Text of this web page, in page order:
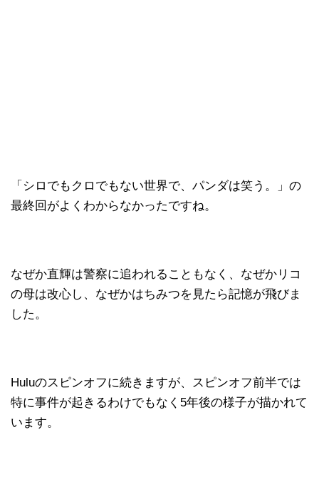
「シロでもクロでもない世界で、パンダは笑う。」の
最終回がよくわからなかったですね。
なぜか直輝は警察に追われることもなく、なぜかリコ
の母は改心し、なぜかはちみつを見たら記憶が飛びま
した。
Huluのスピンオフに続きますが、スピンオフ前半では
特に事件が起きるわけでもなく5年後の様子が描かれて
います。